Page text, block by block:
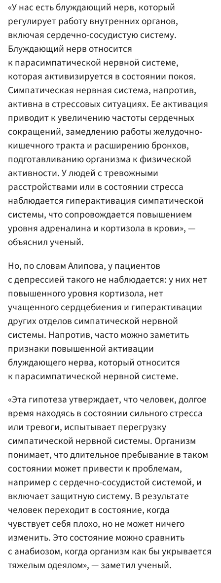
«У нас есть блуждающий нерв, который
регулирует работу внутренних органов,
включая сердечно-сосудистую систему.
Блуждающий нерв относится
к парасимпатической нервной системе,
которая активизируется в состоянии покоя.
Симпатическая нервная система, напротив,
активна в стрессовых ситуациях. Ее активация
приводит к увеличению частоты сердечных
сокращений, замедлению работы желудочно-
кишечного тракта и расширению бронхов,
подготавливанию организма к физической
активности. У людей с тревожными
расстройствами или в состоянии стресса
наблюдается гиперактивация симпатической
системы, что сопровождается повышением
уровня адреналина и кортизола в крови», —
объяснил ученый.
Но, по словам Алипова, у пациентов
с депрессией такого не наблюдается: у них нет
повышенного уровня кортизола, нет
учащенного сердцебиения и гиперактивации
других отделов симпатической нервной
системы. Напротив, часто можно заметить
признаки повышенной активации
блуждающего нерва, который относится
к парасимпатической нервной системе.
«Эта гипотеза утверждает, что человек, долгое
время находясь в состоянии сильного стресса
или тревоги, испытывает перегрузку
симпатической нервной системы. Организм
понимает, что длительное пребывание в таком
состоянии может привести к проблемам,
например с сердечно-сосудистой системой, и
включает защитную систему. В результате
человек переходит в состояние, когда
чувствует себя плохо, но не может ничего
изменить. Это состояние можно сравнить
с анабиозом, когда организм как бы укрывается
тяжелым одеялом», — заметил ученый.